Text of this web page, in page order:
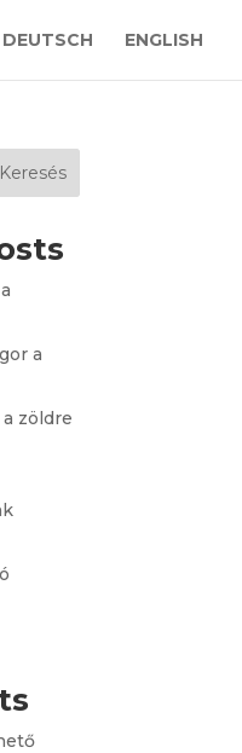
DEUTSCH ENGLISH
Keresés
a
zöldre